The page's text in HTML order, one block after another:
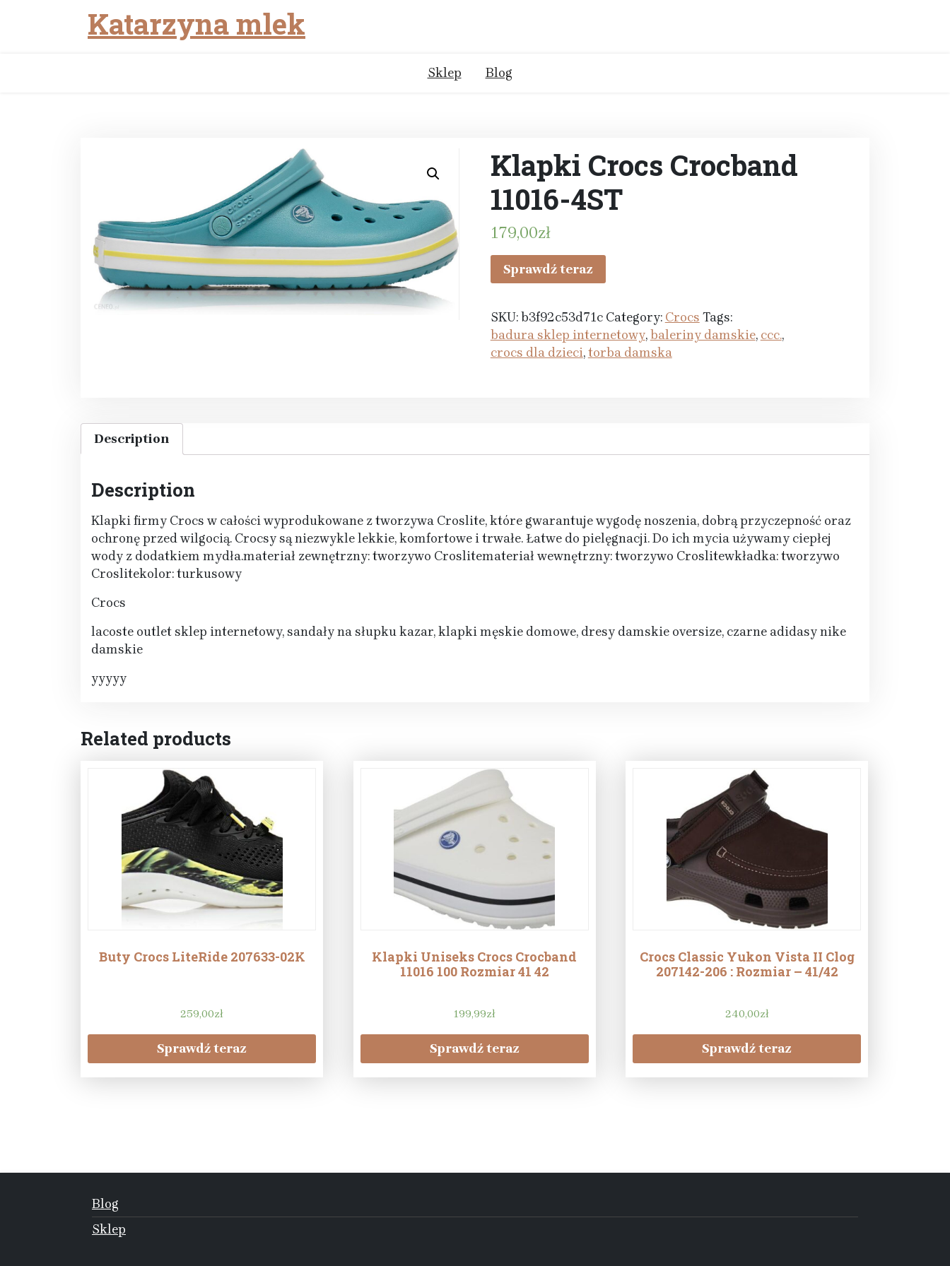
Katarzyna mlek
Sklep Blog
Klapki Crocs Crocband
11016-4ST
179,00zł
Sprawdź teraz
SKU:b3f92c53d71c Category: Crocs Tags:
badura sklep internetowy,baleriny damskie, ccc.,
crocs dla dzieci,torba damska
Description
Description
Klapki firmy Crocs w całości wyprodukowane z tworzywa Croslite, które gwarantuje wygodę noszenia, dobrą przyczepność oraz
ochronę przed wilgocią. Crocsy są niezwykle lekkie, komfortowe i trwałe. Łatwe do pielęgnacji. Do ich mycia używamy ciepłej
wody z dodatkiem mydła.materiał zewnętrzny: tworzywo Croslitemateriał wewnętrzny: tworzywo Croslitewkładka: tworzywo
Croslitekolor: turkusowy
Crocs
lacoste outlet sklep internetowy, sandały na słupku kazar, klapki męskie domowe, dresy damskie oversize, czarne adidasy nike
damskie
yyyyy
Related products
Buty Crocs LiteRide 207633-02K
259,00zł
Sprawdź teraz
Klapki Uniseks Crocs Crocband
11016 100 Rozmiar 41 42
199,99zł
Sprawdź teraz
Crocs Classic Yukon Vista II Clog
207142-206 : Rozmiar – 41/42
240,00zł
Sprawdź teraz
Blog
Sklep